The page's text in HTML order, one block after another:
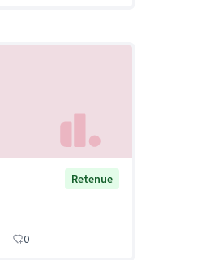
Retenue
0